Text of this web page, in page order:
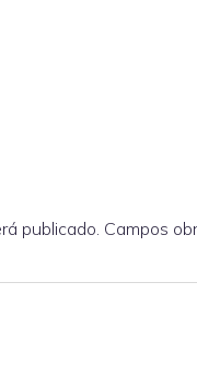
publicado. Campos